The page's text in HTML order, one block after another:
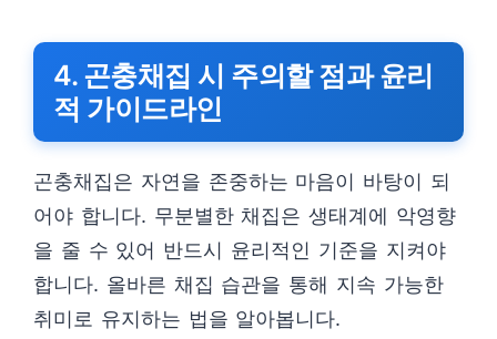
4. 곤충채집 시 주의할 점과 윤리
적 가이드라인
곤충채집은 자연을 존중하는 마음이 바탕이 되
어야 합니다. 무분별한 채집은 생태계에 악영향
을 줄 수 있어 반드시 윤리적인 기준을 지켜야
합니다. 올바른 채집 습관을 통해 지속 가능한
취미로 유지하는 법을 알아봅니다.